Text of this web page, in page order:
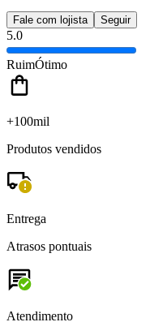
Fale com lojista Seguir
5.0
RuimÓtimo
+100mil
Produtos vendidos
Entrega
Atrasos pontuais
Atendimento